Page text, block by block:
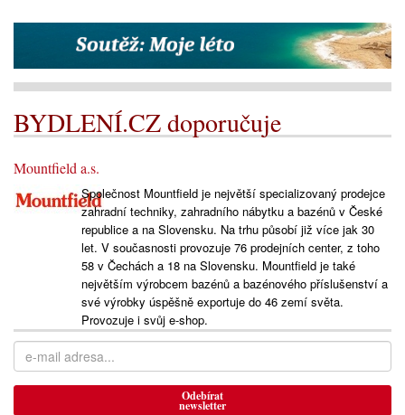
BYDLENÍ.CZ doporučuje
Mountfield a.s.
Společnost Mountfield je největší specializovaný prodejce
zahradní techniky, zahradního nábytku a bazénů v České
republice a na Slovensku. Na trhu působí již více jak 30
let. V současnosti provozuje 76 prodejních center, z toho
58 v Čechách a 18 na Slovensku. Mountfield je také
největším výrobcem bazénů a bazénového příslušenství a
své výrobky úspěšně exportuje do 46 zemí světa.
Provozuje i svůj e-shop.
Odebírat
newsletter